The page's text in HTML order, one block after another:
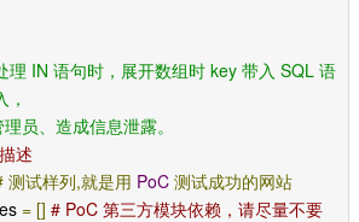
加管理员、造成信息泄露。
述
测试样列,就是用 PoC 测试成功的网站
= [] # PoC 第三方模块依赖，请尽量不要